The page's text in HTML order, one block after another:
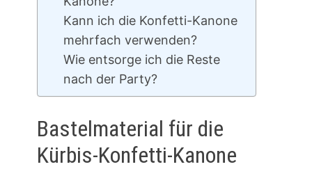
Kann ich die Konfetti-Kanone
mehrfach verwenden?
Wie entsorge ich die Reste
nach der Party?
Bastelmaterial für die
Kürbis-Konfetti-Kanone